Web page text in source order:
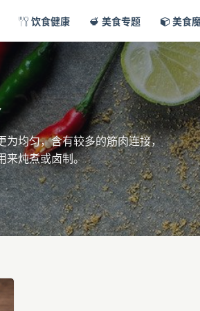
饮食健康 美食专题 美食
为均匀，含有较多的筋肉连接，
来炖煮或卤制。